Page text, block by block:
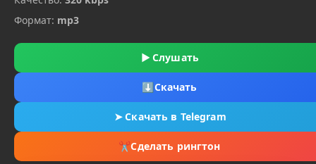
Формат: mp3
▶ Слушать
⬇Скачать
➤Скачать в Telegram
✂Сделать рингтон